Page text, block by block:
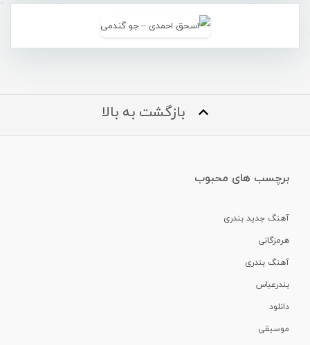
بازگشت به بالا
برچسب های محبوب
آهنگ جدید بندری
هرمزگانی
آهنگ بندری
بندرعباس
دانلود
موسیقی